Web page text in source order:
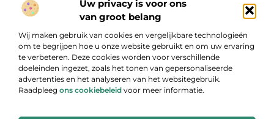
Uw privacy is voor ons
van groot belang
Wij maken gebruik van cookies en vergelijkbare technologieën
om te begrijpen hoe u onze website gebruikt en om uw ervaring
te verbeteren. Deze cookies worden voor verschillende
doeleinden ingezet, zoals het tonen van gepersonaliseerde
advertenties en het analyseren van het websitegebruik.
Raadpleeg ons cookiebeleid voor meer informatie.
Bekende Nederlanders
Inzicht, inspiratie en informatie
Een gevarieerde verzameling blogs die je aan het denken zet.